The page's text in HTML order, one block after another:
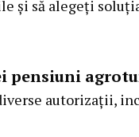
și să alegeți
pensiuni
autorizații,